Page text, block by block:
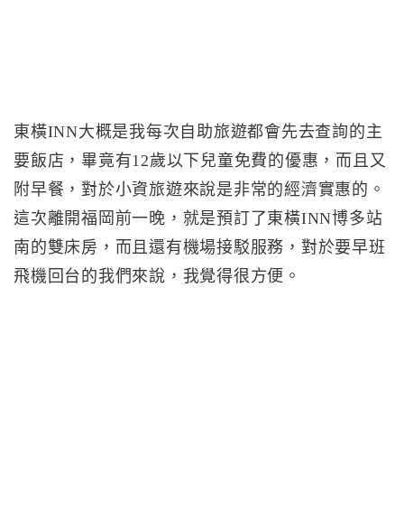
東橫INN大概是我每次自助旅遊都會先去查詢的主
要飯店，畢竟有12歲以下兒童免費的優惠，而且又
附早餐，對於小資旅遊來說是非常的經濟實惠的。
這次離開福岡前一晚，就是預訂了東橫INN博多站
南的雙床房，而且還有機場接駁服務，對於要早班
飛機回台的我們來說，我覺得很方便。